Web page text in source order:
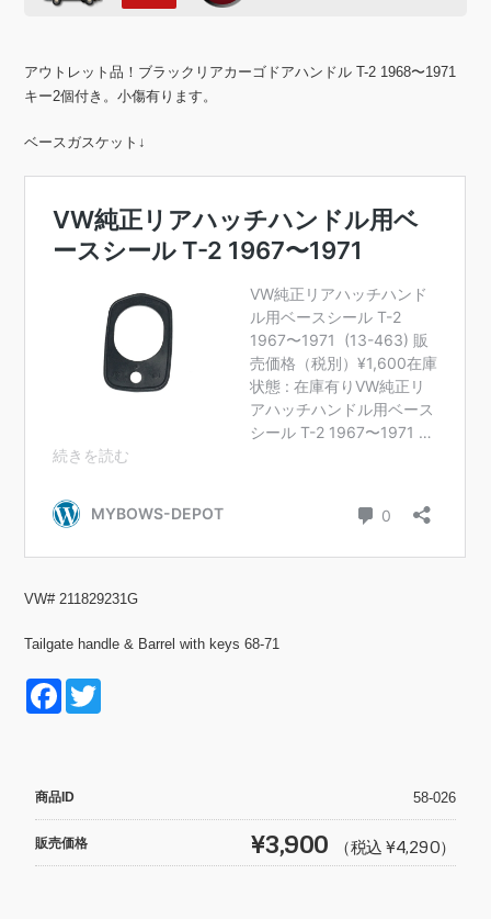
アウトレット品！ブラックリアカーゴドアハンドル T-2 1968〜1971
キー2個付き。小傷有ります。
ベースガスケット↓
VW# 211829231G
Tailgate handle & Barrel with keys 68-71
F
e
b
o
商品ID 58-026
販売価格 ¥3,900 （税込 ¥4,290）